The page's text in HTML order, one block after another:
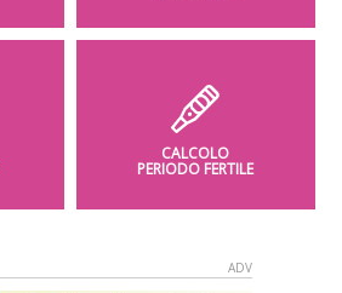
CALCOLO
PERIODO FERTILE